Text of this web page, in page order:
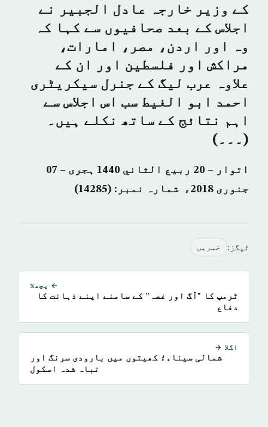
کے وزیر خارجہ عادل الجبیر نے
اجلاس کے بعد صحافیوں سے کہا کہ
وہ اور اردن، مصر، امارات،
مراکش اور فلسطین اور ان کے
علاوہ عرب لیگ کے جنرل سیکریٹری
احمد ابو الغیط سب اس اجلاس سے
اہم نتائج کے ساتھ نکلے ہیں۔
(۔۔۔)
اتوار – 20 ربيع الثاني 1440 ہجری – 07
جنوری 2018ء شمارہ نمبر: (14285)
ٹیگز: خبريں
← پچھلا
ٹرمپ کا "آگ اور غصہ” کے سامنے اپنے ذہانت کا
دفاع
اگلا →
شمالی سیناء؛ کھیتوں میں بارودی سرنگ اور
تباہ شدہ اسکول